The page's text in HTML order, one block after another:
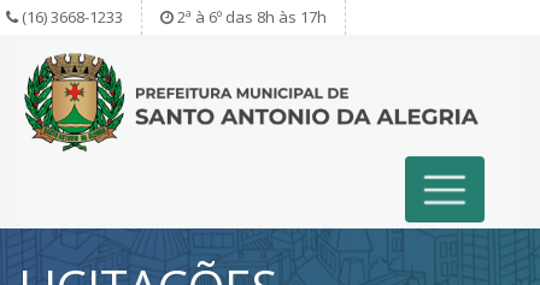
(16) 3668-1233 2ª à 6º das 8h às 17h